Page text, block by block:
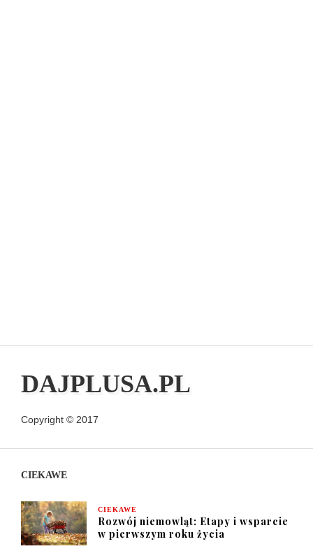
DAJPLUSA.PL
Copyright © 2017
CIEKAWE
CIEKAWE
Rozwój niemowląt: Etapy i wsparcie
w pierwszym roku życia